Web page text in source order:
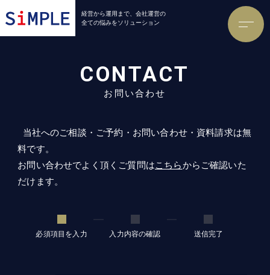
経営から運用まで、会社運営の
全ての悩みをソリューション
CONTACT
お問い合わせ
当社へのご相談・ご予約・お問い合わせ・資料請求は無
料です。
お問い合わせでよく頂くご質問はこちらからご確認いた
だけます。
必須項目を入力 入力内容の確認 送信完了